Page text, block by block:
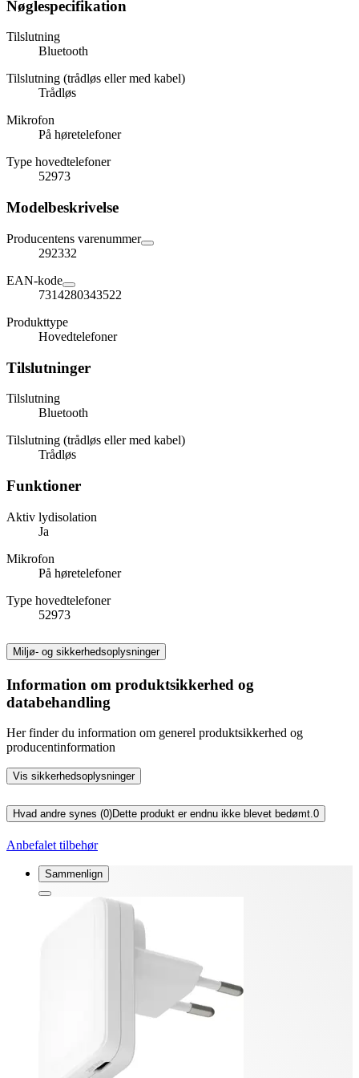
Nøglespecifikation
Tilslutning
Bluetooth
Tilslutning (trådløs eller med kabel)
Trådløs
Mikrofon
På høretelefoner
Type hovedtelefoner
52973
Modelbeskrivelse
Producentens varenummer
292332
EAN-kode
7314280343522
Produkttype
Hovedtelefoner
Tilslutninger
Tilslutning
Bluetooth
Tilslutning (trådløs eller med kabel)
Trådløs
Funktioner
Aktiv lydisolation
Ja
Mikrofon
På høretelefoner
Type hovedtelefoner
52973
Miljø- og sikkerhedsoplysninger
Information om produktsikkerhed og
databehandling
Her finder du information om generel produktsikkerhed og
producentinformation
Vis sikkerhedsoplysninger
Hvad andre synes (0)Dette produkt er endnu ikke blevet bedømt.0
Anbefalet tilbehør
Sammenlign